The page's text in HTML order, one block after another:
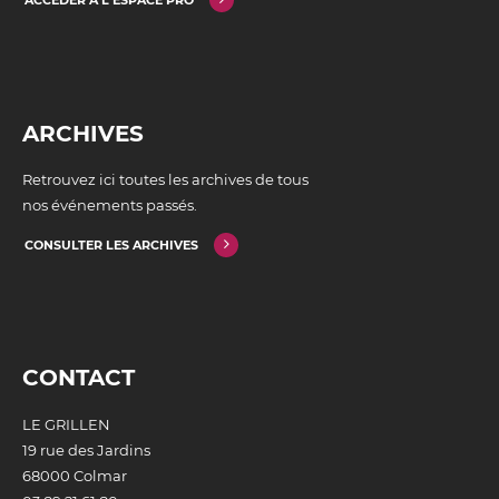
ARCHIVES
Retrouvez ici toutes les archives de tous
nos événements passés.
CONSULTER LES ARCHIVES
CONTACT
LE GRILLEN
19 rue des Jardins
68000 Colmar